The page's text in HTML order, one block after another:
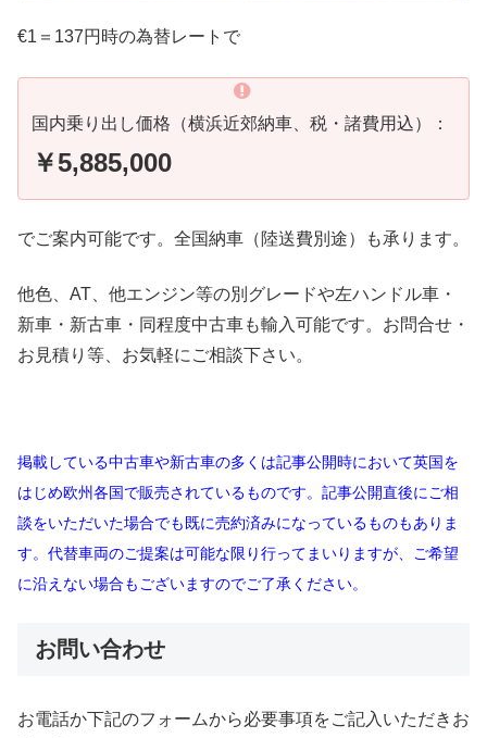
€1＝137円時の為替レートで
国内乗り出し価格（横浜近郊納車、税・諸費用込）：
￥5,885,000
でご案内可能です。全国納車（陸送費別途）も承ります。
他色、AT、他エンジン等の別グレードや左ハンドル車・
新車・新古車・同程度中古車も輸入可能です。お問合せ・
お見積り等、お気軽にご相談下さい。
掲載している中古車や新古車の多くは記事公開時において英国を
はじめ欧州各国で販売されているものです。記事公開直後にご相
談をいただいた場合でも既に売約済みになっているものもありま
す。代替車両のご提案は可能な限り行ってまいりますが、ご希望
に沿えない場合もございますのでご了承ください。
お問い合わせ
お電話か下記のフォームから必要事項をご記入いただきお